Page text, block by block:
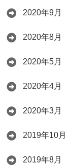
2020年9月
2020年8月
2020年5月
2020年4月
2020年3月
2019年10月
2019年8月